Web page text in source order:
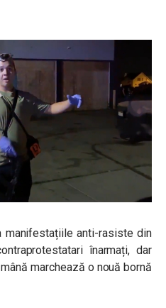
manifestațiile anti-rasiste din
înarmați, dar
marchează o nouă bornă